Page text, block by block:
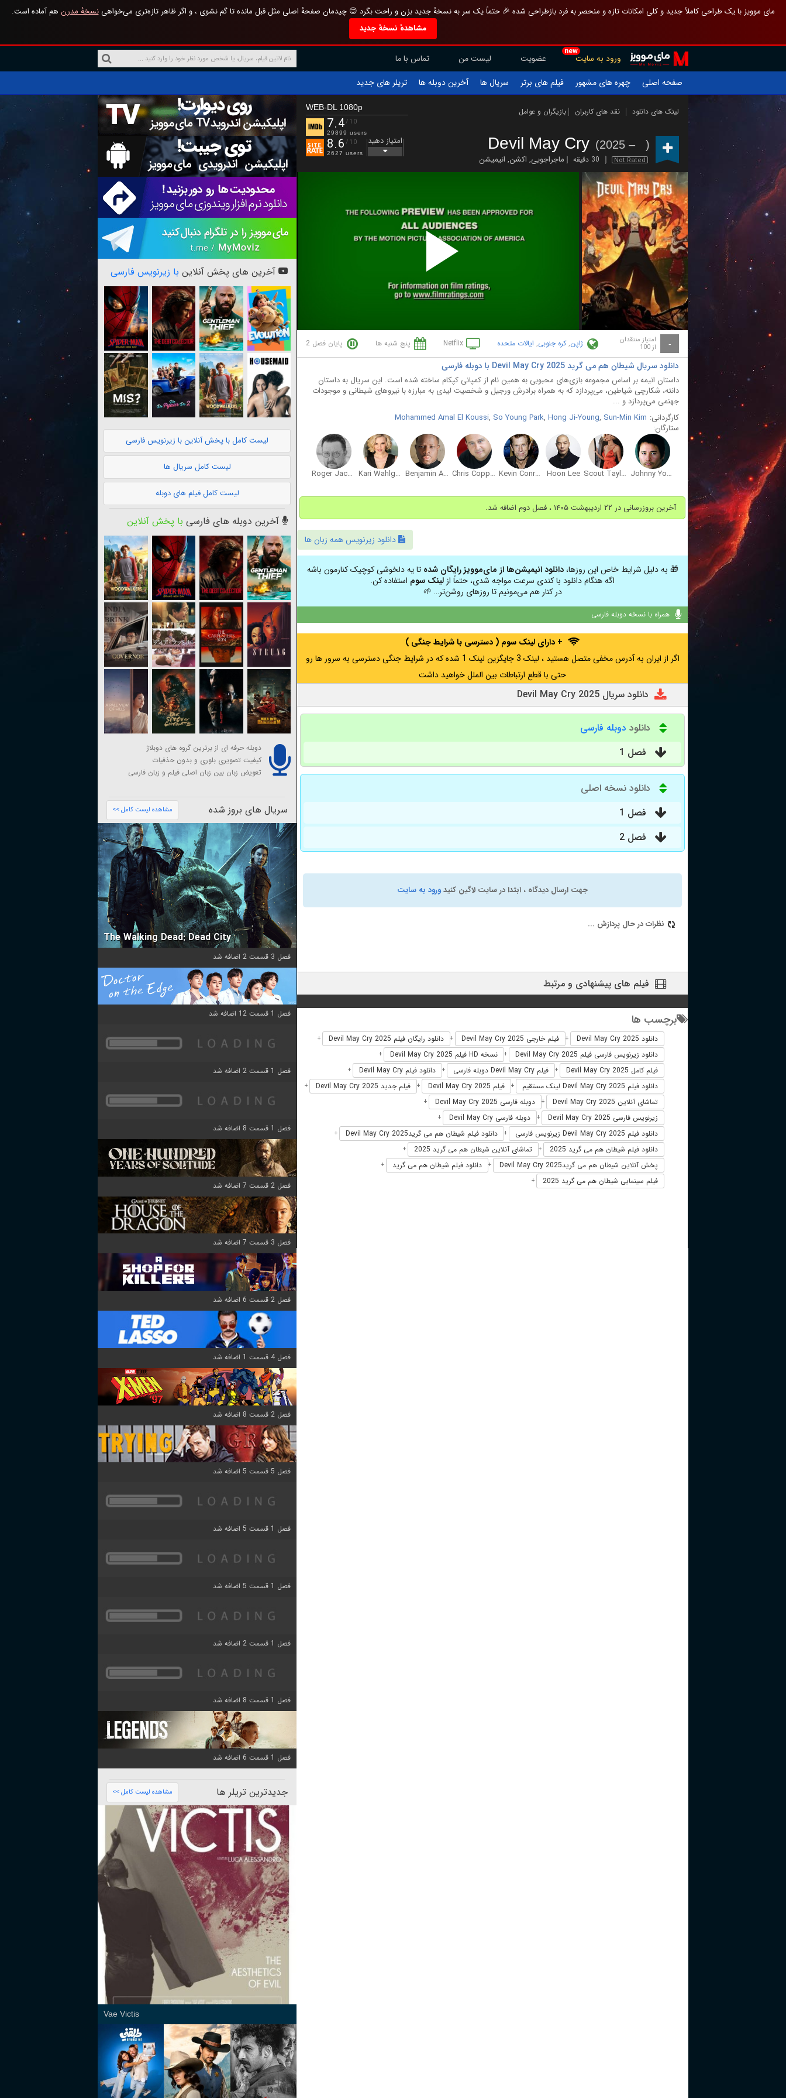
مای موویز با یک طراحی کاملاً جدید و کلی امکانات تازه و منحصر به فرد بازطراحی شده 🎉 حتماً یک سر به نسخهٔ جدید بزن و راحت بگرد 😊 چیدمان صفحهٔ اصلی مثل قبل مانده تا گم نشوی ، و اگر ظاهر تازه‌تری می‌خواهینسخهٔ مدرن هم آماده است.
مشاهدهٔ نسخهٔ جدید
new
ورود به سایت عضویت لیست من
تماس با ما
صفحه اصلی
چهره های مشهور فیلم های برتر سریال ها آخرین دوبله ها تریلر های جدید
لینک های دانلود نقد های کاربران بازیگران و عوامل
Devil May Cry (2025 – )
Not Rated 30 دقیقه ماجراجویی, اکشن, انیمیشن
WEB-DL 1080p
7.4/10
29899 users
8.6 /10
2627 users
امتیاز دهید
Play
Video
- امتیاز منتقدان
از 100 ژاپن,کره جنوبی, ایالات متحده Netflix پنج شنبه ها پایان فصل 2
دانلود سریال شیطان هم می‌ گرید Devil May Cry 2025 با دوبله فارسی
داستان انیمه بر اساس مجموعه بازی‌های محبوبی به همین نام از کمپانی کپکام ساخته شده است. این سریال به داستان
دانته، شکارچی شیاطین، می‌پردازد که به همراه برادرش ورجیل و شخصیت لیدی به مبارزه با نیروهای شیطانی و موجودات
جهنمی می‌پردازد و ...
کارگردانی:
Mohammed Amal El Koussi, So Young Park, Hong Ji-Young, Sun-Min Kim
ستارگان:
Johnny Yong Bosch
Scout Taylor-Compton
Hoon Lee
Kevin Conroy
Chris Coppola
Benjamin Abiola
Kari Wahlgren
Roger Jackson
آخرین بروزرسانی در ۲۲ اردیبهشت ۱۴۰۵ ، فصل دوم اضافه شد.
دانلود زیرنویس همه زبان ها
🎁 به دلیل شرایط خاص این روزها،دانلود انیمیشن‌ها از مای‌موویز رایگان شده تا یه دلخوشی کوچیک کنارمون باشه
اگه هنگام دانلود با کندی سرعت مواجه شدی، حتماً از لینک سوم استفاده کن.
در کنار هم می‌مونیم تا روزهای روشن‌تر… 🌱
همراه با نسخه دوبله فارسی
+ دارای لینک سوم ( دسترسی با شرایط جنگی )
اگر از ایران به آدرس مخفی متصل هستید ، لینک 3 جایگزین لینک 1 شده که در شرایط جنگی دسترسی به سرور ها رو
حتی با قطع ارتباطات بین الملل خواهید داشت
دانلود سریال Devil May Cry 2025
دانلود دوبله فارسی
فصل 1
دانلود نسخه اصلی
فصل 1
فصل 2
جهت ارسال دیدگاه ، ابتدا در سایت لاگین کنیدورود به سایت
نظرات در حال پردازش ...
فیلم های پیشنهادی و مرتبط
برچسب ها
دانلود Devil May Cry 2025 + فیلم خارجی Devil May Cry 2025 + دانلود رایگان فیلم Devil May Cry 2025 +
دانلود زیرنویس فارسی فیلم Devil May Cry 2025 + نسخه HD فیلم Devil May Cry 2025 +
فیلم کامل Devil May Cry 2025 + فیلم Devil May Cry دوبله فارسی + دانلود فیلم Devil May Cry +
دانلود فیلم Devil May Cry 2025 لینک مستقیم + فیلم Devil May Cry 2025 + فیلم جدید Devil May Cry 2025 +
تماشای آنلاین Devil May Cry 2025 + دوبله فارسی Devil May Cry 2025 +
زیرنویس فارسی Devil May Cry 2025 + دوبله فارسی Devil May Cry +
دانلود فیلم Devil May Cry 2025 زیرنویس فارسی + دانلود فیلم شیطان هم می‌ گریدDevil May Cry 2025 +
دانلود فیلم شیطان هم می‌ گرید 2025 + تماشای آنلاین شیطان هم می‌ گرید 2025 +
پخش آنلاین شیطان هم می‌ گریدDevil May Cry 2025 + دانلود فیلم شیطان هم می‌ گرید +
فیلم سینمایی شیطان هم می‌ گرید 2025 +
آخرین های پخش آنلاین با زیرنویس فارسی
لیست کامل با پخش آنلاین با زیرنویس فارسی
لیست کامل سریال ها
لیست کامل فیلم های دوبله
آخرین دوبله های فارسی با پخش آنلاین
دوبله حرفه ای از برترین گروه های دوبلاژ
کیفیت تصویری بلوری و بدون حذفیات
تعویض زبان بین زبان اصلی فیلم و زبان فارسی
سریال های بروز شده مشاهده لیست کامل >>
The Walking Dead: Dead City
فصل 3 قسمت 2 اضافه شد
فصل 1 قسمت 12 اضافه شد
فصل 1 قسمت 2 اضافه شد
فصل 1 قسمت 8 اضافه شد
فصل 2 قسمت 7 اضافه شد
فصل 3 قسمت 7 اضافه شد
فصل 2 قسمت 6 اضافه شد
فصل 4 قسمت 1 اضافه شد
فصل 2 قسمت 8 اضافه شد
فصل 5 قسمت 5 اضافه شد
فصل 1 قسمت 5 اضافه شد
فصل 1 قسمت 5 اضافه شد
فصل 1 قسمت 2 اضافه شد
فصل 1 قسمت 8 اضافه شد
فصل 1 قسمت 6 اضافه شد
جدیدترین تریلر ها مشاهده لیست کامل >>
Vae Victis